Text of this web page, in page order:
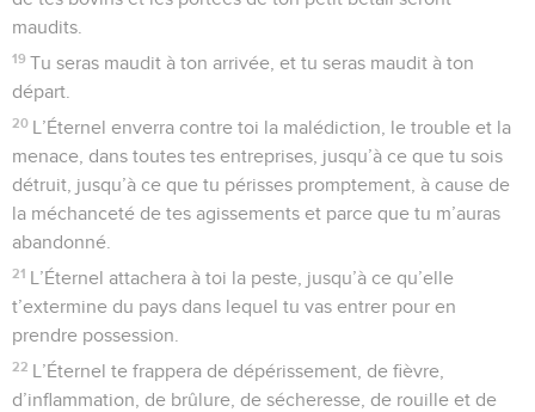
maudits.
19 Tu seras maudit à ton arrivée, et tu seras maudit à ton
départ.
20 L’Éternel enverra contre toi la malédiction, le trouble et la
menace, dans toutes tes entreprises, jusqu’à ce que tu sois
détruit, jusqu’à ce que tu périsses promptement, à cause de
la méchanceté de tes agissements et parce que tu m’auras
abandonné.
21 L’Éternel attachera à toi la peste, jusqu’à ce qu’elle
t’extermine du pays dans lequel tu vas entrer pour en
prendre possession.
22 L’Éternel te frappera de dépérissement, de fièvre,
d’inflammation, de brûlure, de sécheresse, de rouille et de